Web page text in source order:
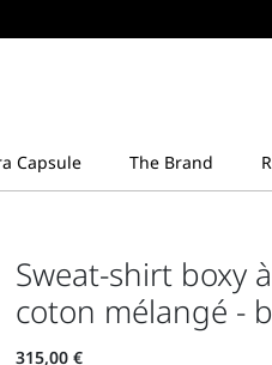
Sweat-shirt boxy
coton mélangé -